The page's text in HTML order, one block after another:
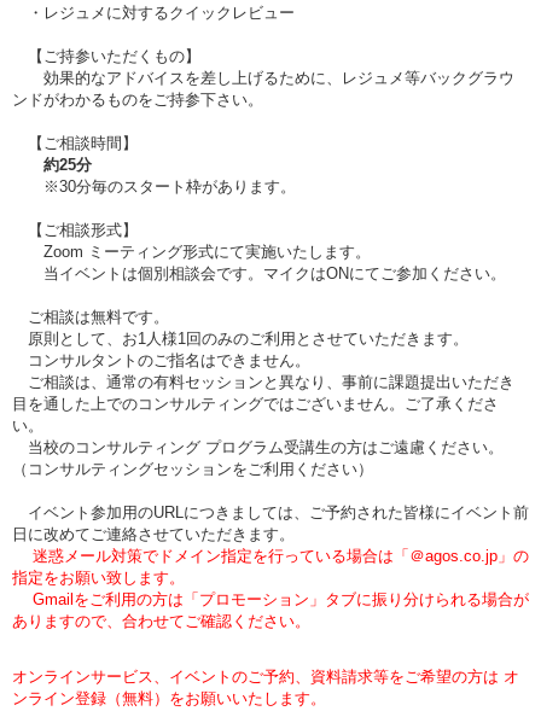
・レジュメに対するクイックレビュー
【ご持参いただくもの】
効果的なアドバイスを差し上げるために、レジュメ等バックグラウ
ンドがわかるものをご持参下さい。
【ご相談時間】
約25分
※30分毎のスタート枠があります。
【ご相談形式】
Zoom ミーティング形式にて実施いたします。
当イベントは個別相談会です。マイクはONにてご参加ください。
ご相談は無料です。
原則として、お1人様1回のみのご利用とさせていただきます。
コンサルタントのご指名はできません。
ご相談は、通常の有料セッションと異なり、事前に課題提出いただき
目を通した上でのコンサルティングではございません。ご了承くださ
い。
当校のコンサルティング プログラム受講生の方はご遠慮ください。
（コンサルティングセッションをご利用ください）
イベント参加用のURLにつきましては、ご予約された皆様にイベント前
日に改めてご連絡させていただきます。
迷惑メール対策でドメイン指定を行っている場合は「＠agos.co.jp」の
指定をお願い致します。
Gmailをご利用の方は「プロモーション」タブに振り分けられる場合が
ありますので、合わせてご確認ください。
オンラインサービス、イベントのご予約、資料請求等をご希望の方は オ
ンライン登録（無料）をお願いいたします。